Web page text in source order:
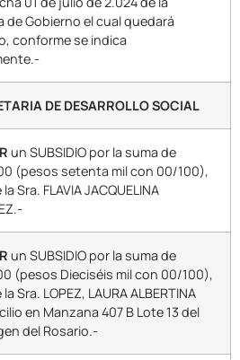
de Gobierno el cual quedará
conforme se indica
DE DESARROLLO SOCIAL
un SUBSIDIO por la suma de
(pesos setenta mil con 00/100),
Sra. FLAVIA JACQUELINA
un SUBSIDIO por la suma de
(pesos Dieciséis mil con 00/100),
Sra. LOPEZ, LAURA ALBERTINA
en Manzana 407 B Lote 13 del
del Rosario.-